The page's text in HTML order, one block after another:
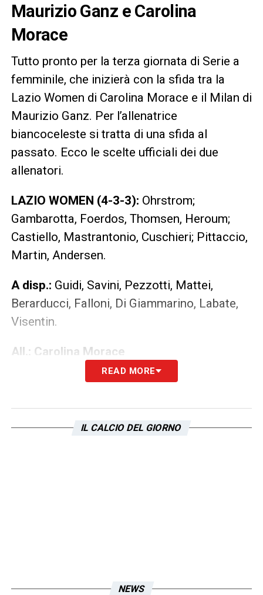
Maurizio Ganz e Carolina
Morace
Tutto pronto per la terza giornata di Serie a
femminile, che inizierà con la sfida tra la
Lazio Women di Carolina Morace e il Milan di
Maurizio Ganz. Per l’allenatrice
biancoceleste si tratta di una sfida al
passato. Ecco le scelte ufficiali dei due
allenatori.
LAZIO WOMEN (4-3-3): Ohrstrom;
Gambarotta, Foerdos, Thomsen, Heroum;
Castiello, Mastrantonio, Cuschieri; Pittaccio,
Martin, Andersen.
A disp.: Guidi, Savini, Pezzotti, Mattei,
Berarducci, Falloni, Di Giammarino, Labate,
Visentin.
All.: Carolina Morace
MILAN (3-4-3):Korenciova; Fusetti, Agard,
READ MORE
IL CALCIO DEL GIORNO
NEWS